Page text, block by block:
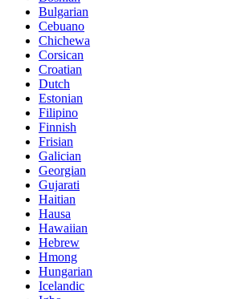
Bulgarian
Cebuano
Chichewa
Corsican
Croatian
Dutch
Estonian
Filipino
Finnish
Frisian
Galician
Georgian
Gujarati
Haitian
Hausa
Hawaiian
Hebrew
Hmong
Hungarian
Icelandic